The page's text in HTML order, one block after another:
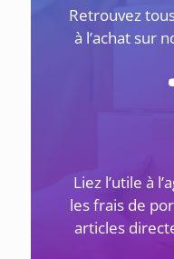
ACTUALITÉS
LES GÉNOCIDES DU
Retrouvez
à l’achat sur
Liez l’utile à
les frais de
articles